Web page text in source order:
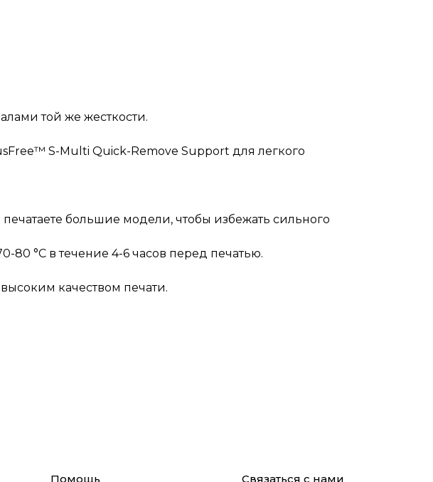
той же жесткости.
S-Multi Quick-Remove Support для легкого
большие модели, чтобы избежать сильного
80 °C в течение 4-6 часов перед печатью.
качеством печати.
Помощь Связаться с нами